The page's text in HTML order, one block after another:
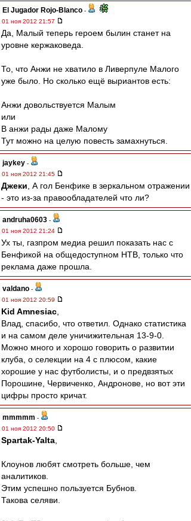
El Jugador Rojo-Blanco -
01 ноя 2012 21:57
Да, Малый теперь героем былин станет на
уровне кержаковеда.
То, что Анжи не хватило в Ливерпуле Малого
уже было. Но сколько ещё выриантов есть:
Анжи довольствуется Малым
или
В анжи рады даже Малому
Тут можно на целую повесть замахнуться.
jaykey -
01 ноя 2012 21:45
Джеки , А гол Бенфике в зеркальном отражении
- это из-за правообладателей что ли?
andruha0603 -
01 ноя 2012 21:24
Ух ты, газпром медиа решил показать нас с
Бенфикой на общедоступном НТВ, только что
реклама даже прошла.
valdano -
01 ноя 2012 20:59
Kid Amnesiac
Влад, спасибо, что ответил. Однако статистика
и на самом деле уничижительная 13-9-0.
Можно много и хорошо говорить о развитии
клуба, о селекции на 4 с плюсом, какие
хорошие у нас футболисты, и о предвзятых
Порошине, Червиченко, Андронове, но вот эти
цифры просто кричат.
mmmmm -
01 ноя 2012 20:50
Spartak-Yalta
Клоунов любят смотреть больше, чем
аналитиков.
Этим успешно пользуется Бубнов.
Такова селяви.